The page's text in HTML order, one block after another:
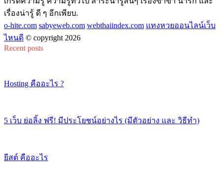
เรื่องน่ารู้ ดี ๆ อีกเพียบ.
o-hite.com sabyeweb.com webthaiindex.com แทงหวยออนไลน์เว็บ
ไหนดี © copyright 2026
Recent posts
Hosting คืออะไร ?
5 เว็บ ย่อลิ้ง ฟรี! มีประโยชน์อย่างไร (มีตัวอย่าง และ วิธีทำ)
ยีสต์ คืออะไร